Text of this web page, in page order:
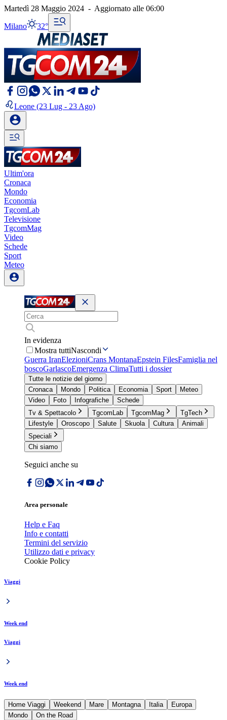
Martedì 28 Maggio 2024 - Aggiornato alle 06:00
Milano 32°
Leone (23 Lug - 23 Ago)
Ultim'ora
Cronaca
Mondo
Economia
TgcomLab
Televisione
TgcomMag
Video
Schede
Sport
Meteo
In evidenza
Mostra tuttiNascondi
Guerra IranElezioniCrans MontanaEpstein FilesFamiglia nel
boscoGarlascoEmergenza ClimaTutti i dossier
Tutte le notizie del giorno
Cronaca
Mondo Politica Economia Sport
Meteo
Video
Foto Infografiche
Schede
Tv & Spettacolo
TgcomLab TgcomMag
TgTech
Lifestyle
Oroscopo Salute Skuola Cultura
Animali
Speciali
Chi siamo
Seguici anche su
Area personale
Help e Faq
Info e contatti
Termini del servizio
Utilizzo dati e privacy
Cookie Policy
Viaggi
Week end
Viaggi
Week end
Home Viaggi Weekend Mare Montagna Italia
Europa
Mondo
On the Road